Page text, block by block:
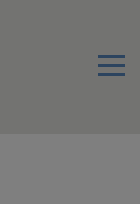
Menu